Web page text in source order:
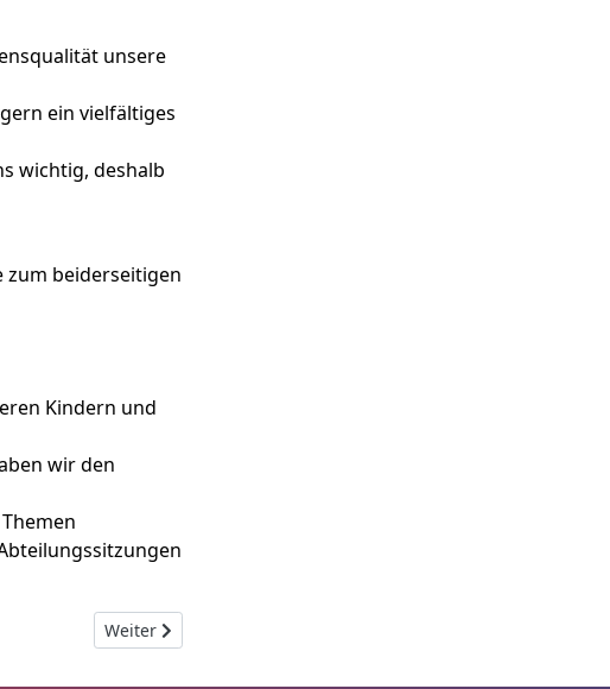
unsere
ein vielfältiges
wichtig, deshalb
zum beiderseitigen
Kindern und
wir den
Nächster Beitrag: Vereinsrat
Weiter